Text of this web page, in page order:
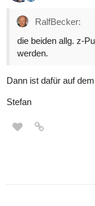
RalfBecker:
die beiden allg. z-
werden.
Dann ist dafür auf
Stefan